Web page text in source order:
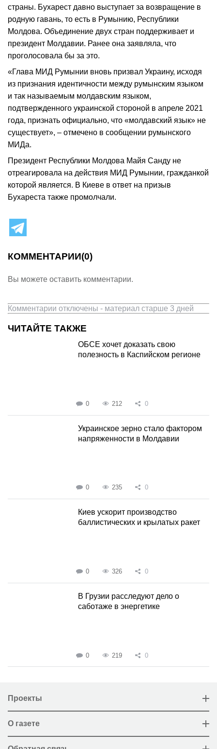
страны. Бухарест давно выступает за возвращение в
родную гавань, то есть в Румынию, Республики
Молдова. Объединение двух стран поддерживает и
президент Молдавии. Ранее она заявляла, что
проголосовала бы за это.
«Глава МИД Румынии вновь призвал Украину, исходя
из признания идентичности между румынским языком
и так называемым молдавским языком,
подтвержденного украинской стороной в апреле 2021
года, признать официально, что «молдавский язык» не
существует», – отмечено в сообщении румынского
МИДа.
Президент Республики Молдова Майя Санду не
отреагировала на действия МИД Румынии, гражданкой
которой является. В Киеве в ответ на призыв
Бухареста также промолчали.
КОММЕНТАРИИ(0)
Вы можете оставить комментарии.
Комментарии отключены - материал старше 3 дней
ЧИТАЙТЕ ТАКЖЕ
ОБСЕ хочет доказать свою
полезность в Каспийском регионе
0 212 0
Украинское зерно стало фактором
напряженности в Молдавии
0 235 0
Киев ускорит производство
баллистических и крылатых ракет
0 326 0
В Грузии расследуют дело о
саботаже в энергетике
0 219 0
Проекты
О газете